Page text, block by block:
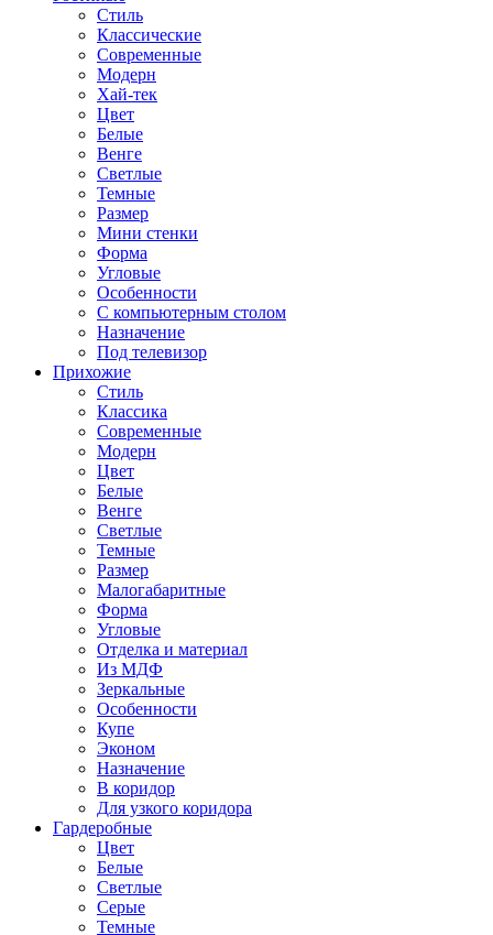
Стиль
Классические
Современные
Модерн
Хай-тек
Цвет
Белые
Венге
Светлые
Темные
Размер
Мини стенки
Форма
Угловые
Особенности
С компьютерным столом
Назначение
Под телевизор
Прихожие
Стиль
Классика
Современные
Модерн
Цвет
Белые
Венге
Светлые
Темные
Размер
Малогабаритные
Форма
Угловые
Отделка и материал
Из МДФ
Зеркальные
Особенности
Купе
Эконом
Назначение
В коридор
Для узкого коридора
Гардеробные
Цвет
Белые
Светлые
Серые
Темные